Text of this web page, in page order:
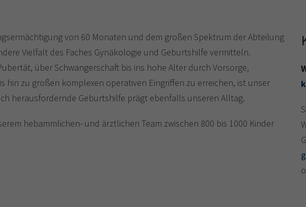
von 60 Monaten und dem großen Spektrum der Abteilung
Vielfalt des Faches Gynäkologie und Geburtshilfe vermitteln.
über Schwangerschaft bis ins hohe Alter durch Vorsorge,
hin zu großen komplexen operativen Eingriffen zu erreichen, ist unser
herausfordernde Geburtshilfe prägt ebenfalls unseren Alltag.
hebammlichen- und ärztlichen Team zwischen 800 bis 1000 Kinder